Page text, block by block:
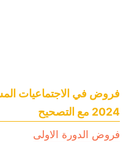
2024 مع التصحيح
فروض الدورة الاولى